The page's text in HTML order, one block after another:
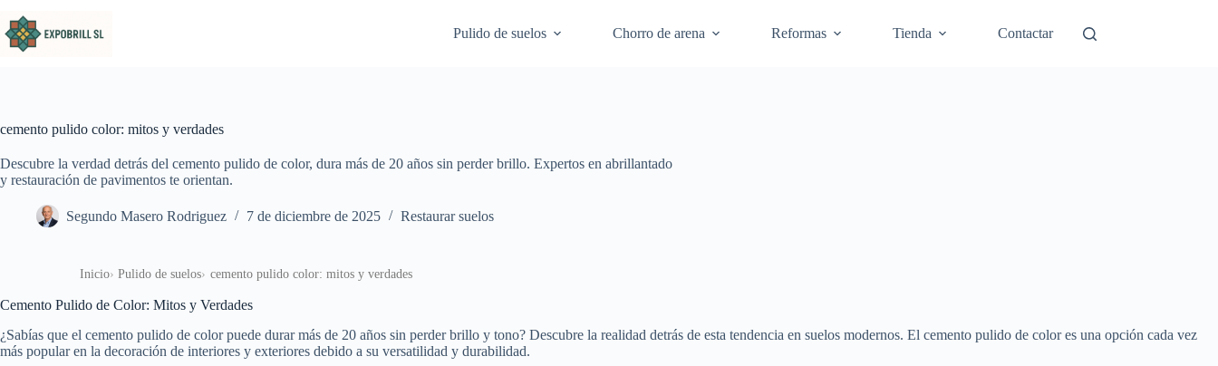
Pulido de suelos
Chorro de arena Reformas Tienda Contactar
cemento pulido color: mitos y verdades
Descubre la verdad detrás del cemento pulido de color, dura más de 20 años sin perder brillo. Expertos en abrillantado
y restauración de pavimentos te orientan.
Segundo Masero Rodriguez 7 de diciembre de 2025 Restaurar suelos
Inicio Pulido de suelos cemento pulido color: mitos y verdades
Cemento Pulido de Color: Mitos y Verdades
¿Sabías que el cemento pulido de color puede durar más de 20 años sin perder brillo y tono? Descubre la realidad detrás de esta tendencia en suelos modernos. El cemento pulido de color es una opción cada vez
más popular en la decoración de interiores y exteriores debido a su versatilidad y durabilidad.